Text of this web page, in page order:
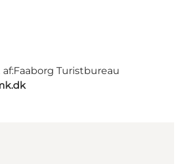
Faaborg Turistbureau